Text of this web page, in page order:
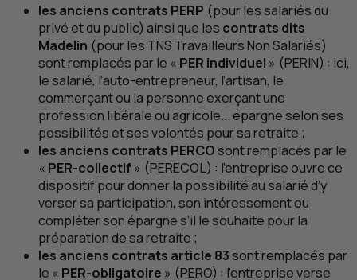
les anciens contrats PERP (pour les salariés du
privé et du public) ainsi que les contrats dits
Madelin (pour les TNS Travailleurs Non Salariés)
sont remplacés par le « PER individuel » (PERIN) : ici,
le salarié, l’auto-entrepreneur, l’artisan, le
commerçant ou la personne exerçant une
profession libérale ou agricole... épargne selon ses
possibilités et ses volontés pour sa retraite ;
les anciens contrats PERCOsont remplacés par le
« PER-collectif » (PERECOL) : l’entreprise ouvre ce
dispositif pour donner la possibilité au salarié d’y
verser sa participation, son intéressement ou
compléter son épargne s’il le souhaite pour la
préparation de sa retraite ;
les anciens contrats article 83sont remplacés par
le « PER-obligatoire » (PERO) : l’entreprise verse